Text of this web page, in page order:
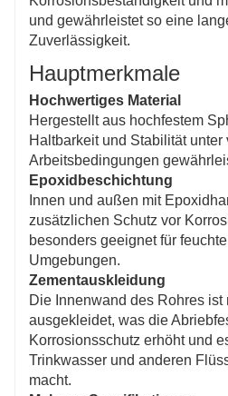
und gewährleistet so eine
Zuverlässigkeit.
Hauptmerkmale
Hochwertiges Material
Hergestellt aus hochfestem
Haltbarkeit und Stabilität unter
Arbeitsbedingungen
Epoxidbeschichtung
Innen und außen mit
zusätzlichen Schutz vor
besonders geeignet für
Umgebungen.
Zementauskleidung
Die Innenwand des Rohres ist
ausgekleidet, was die
Korrosionsschutz erhöht und
Trinkwasser und anderen
macht.